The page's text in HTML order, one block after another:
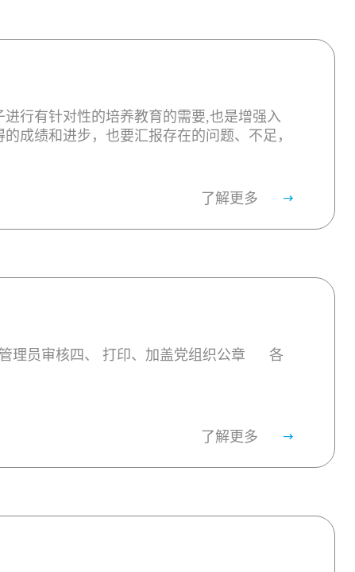
行有针对性的培养教育的需要,也是增强入
成绩和进步，也要汇报存在的问题、不足，
了解更多
理员审核四、 打印、加盖党组织公章 各
了解更多